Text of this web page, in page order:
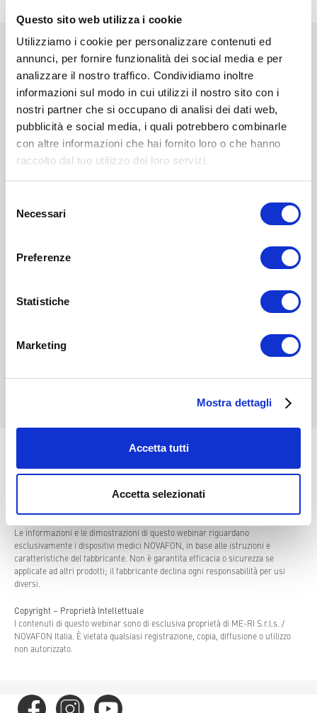
Questo sito web utilizza i cookie
Utilizziamo i cookie per personalizzare contenuti ed
annunci, per fornire funzionalità dei social media e per
analizzare il nostro traffico. Condividiamo inoltre
informazioni sul modo in cui utilizzi il nostro sito con i
nostri partner che si occupano di analisi dei dati web,
pubblicità e social media, i quali potrebbero combinarle
con altre informazioni che hai fornito loro o che hanno
raccolto dal tuo utilizzo dei loro servizi.
delNecessari
Preferenze
Statistiche
Marketing
Mostra dettagli
Accetta tutti
Accetta selezionati
ORDINE?
Parla ora con un nostro esperto!
TORNA ALL’ELENCO
Le informazioni e le dimostrazioni di questo webinar riguardano
esclusivamente i dispositivi medici NOVAFON, in base alle istruzioni e
caratteristiche del fabbricante. Non è garantita efficacia o sicurezza se
applicate ad altri prodotti; il fabbricante declina ogni responsabilità per usi
diversi.
Copyright – Proprietà Intellettuale
I contenuti di questo webinar sono di esclusiva proprietà di ME-RI S.r.l.s. /
NOVAFON Italia. È vietata qualsiasi registrazione, copia, diffusione o utilizzo
non autorizzato.